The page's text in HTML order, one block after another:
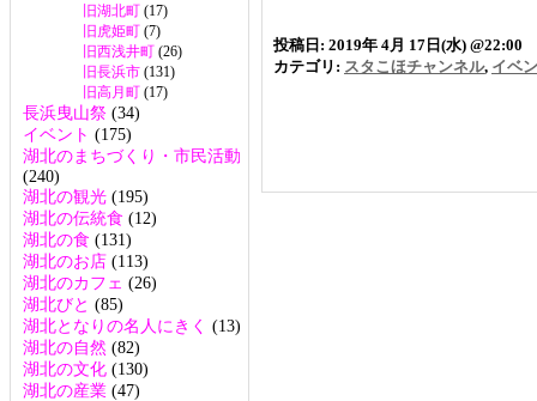
旧湖北町 (17)
旧虎姫町 (7)
旧西浅井町 (26)
旧長浜市 (131)
旧高月町 (17)
長浜曳山祭 (34)
イベント (175)
湖北のまちづくり・市民活動
(240)
湖北の観光 (195)
湖北の伝統食 (12)
湖北の食 (131)
湖北のお店 (113)
湖北のカフェ (26)
湖北びと (85)
湖北となりの名人にきく (13)
湖北の自然 (82)
湖北の文化 (130)
湖北の産業 (47)
投稿日: 2019年 4月 17日(水) @22:00
カテゴリ: スタこほチャンネル, イベ